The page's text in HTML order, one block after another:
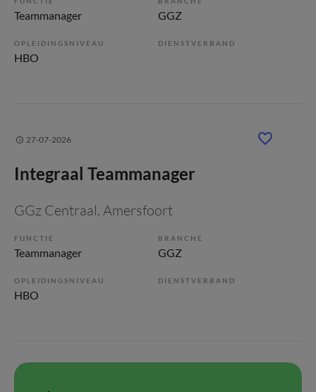
Teammanager GGZ
OPLEIDINGSNIVEAU
HBO
DIENSTVERBAND
27-07-2026
Integraal Teammanager
GGz Centraal, Amersfoort
FUNCTIE
Teammanager
BRANCHE
GGZ
OPLEIDINGSNIVEAU
HBO
DIENSTVERBAND